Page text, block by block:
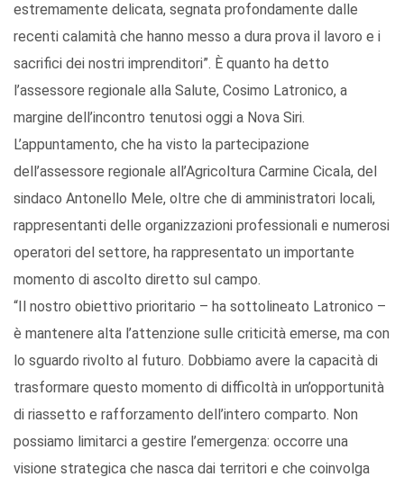
estremamente delicata, segnata profondamente dalle
recenti calamità che hanno messo a dura prova il lavoro e i
sacrifici dei nostri imprenditori”. È quanto ha detto
l’assessore regionale alla Salute, Cosimo Latronico, a
margine dell’incontro tenutosi oggi a Nova Siri.
L’appuntamento, che ha visto la partecipazione
dell’assessore regionale all’Agricoltura Carmine Cicala, del
sindaco Antonello Mele, oltre che di amministratori locali,
rappresentanti delle organizzazioni professionali e numerosi
operatori del settore, ha rappresentato un importante
momento di ascolto diretto sul campo.
“Il nostro obiettivo prioritario – ha sottolineato Latronico –
è mantenere alta l’attenzione sulle criticità emerse, ma con
lo sguardo rivolto al futuro. Dobbiamo avere la capacità di
trasformare questo momento di difficoltà in un’opportunità
di riassetto e rafforzamento dell’intero comparto. Non
possiamo limitarci a gestire l’emergenza: occorre una
visione strategica che nasca dai territori e che coinvolga